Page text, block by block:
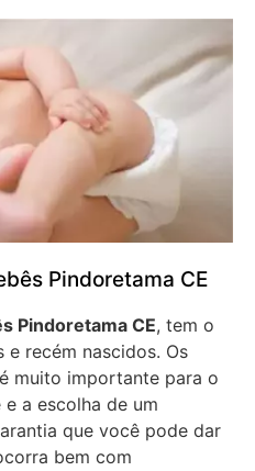
Pindoretama CE
Pindoretama CE, tem o
recém nascidos. Os
muito importante para o
a escolha de um
que você pode dar
bem com